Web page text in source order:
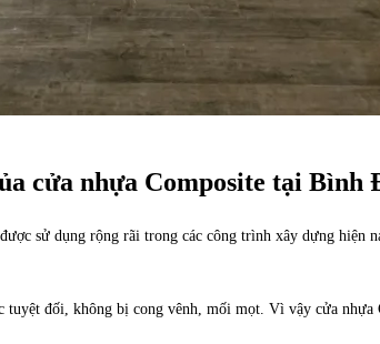
cửa nhựa Composite tại Bình
sử dụng rộng rãi trong các công trình xây dựng hiện
tuyệt đối, không bị cong vênh, mối mọt. Vì vậy cửa